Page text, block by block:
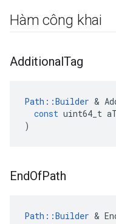
Hàm công khai
AdditionalTag
Path ::Builder &
const uint64_t
)
EndOfPath
Path::Builder &